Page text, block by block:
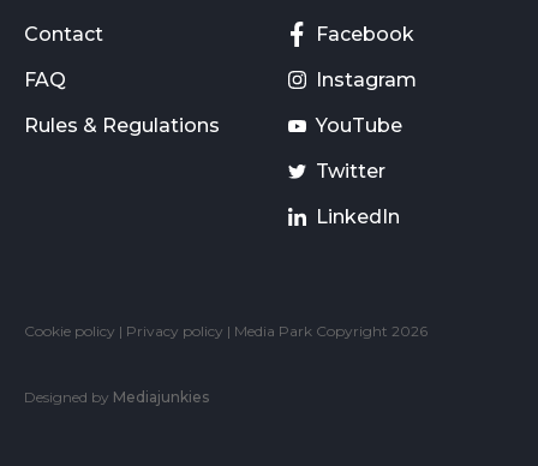
Contact
FAQ
Rules & Regulations
Facebook
Instagram
YouTube
Twitter
LinkedIn
Cookie policy | Privacy policy | Media Park Copyright 2026
Designed by Mediajunkies